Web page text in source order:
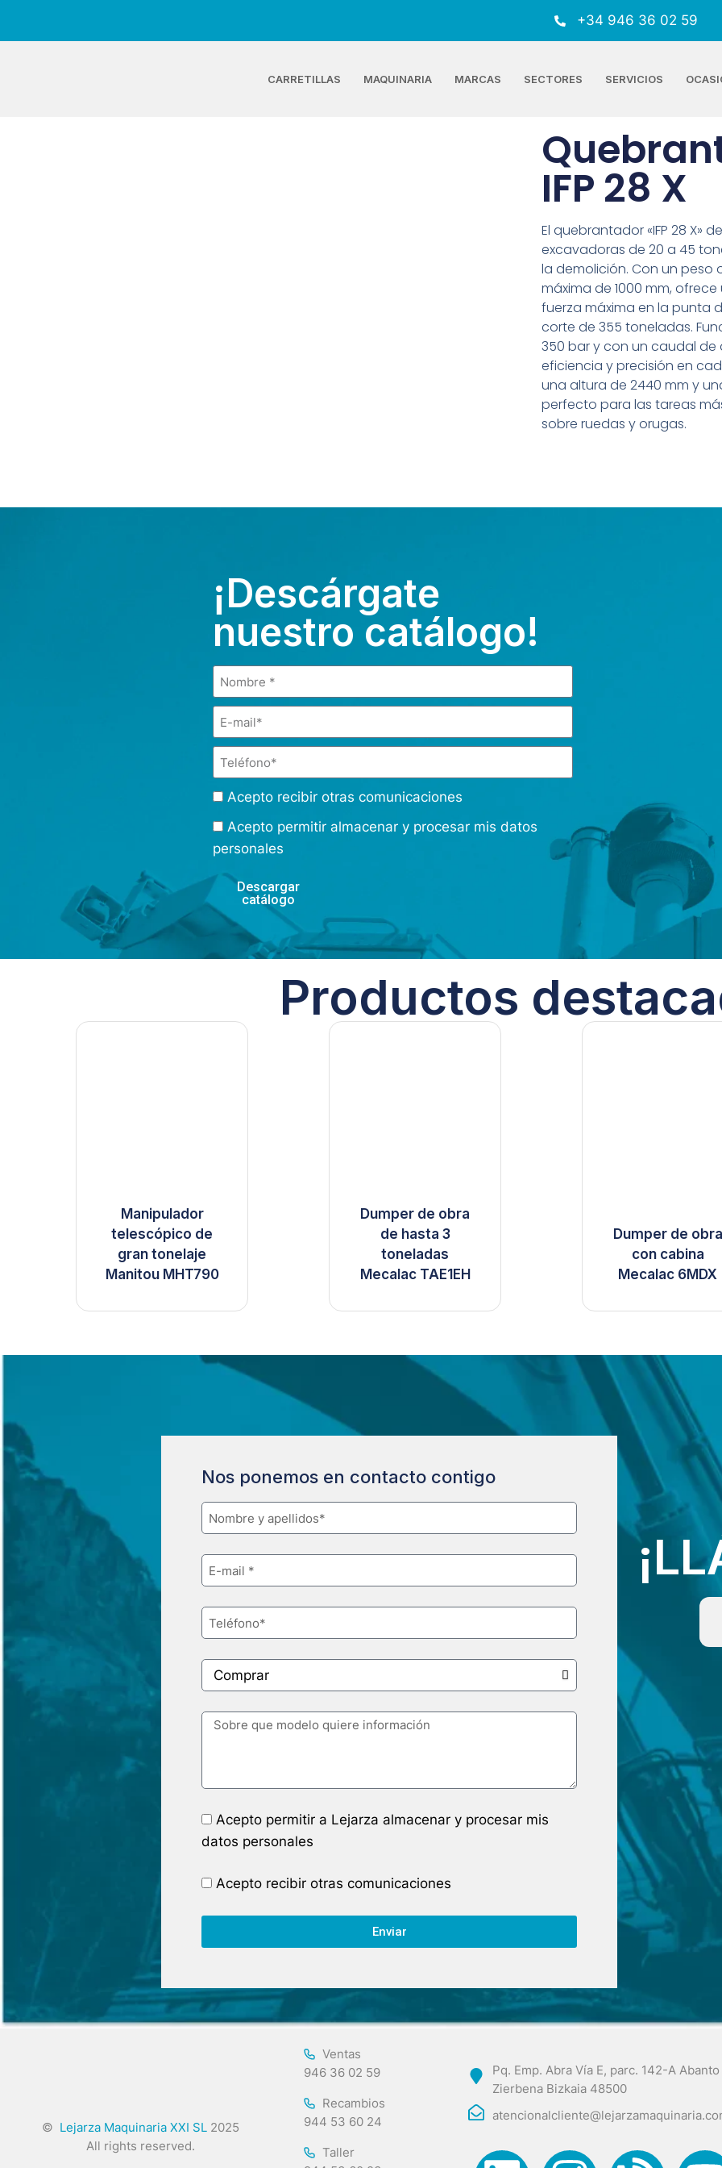
+34 946 36 02 59
CARRETILLAS MAQUINARIA MARCAS SECTORES SERVICIOS
IFP 28 X
El quebrantador «IFP 28 X»
excavadoras de 20 a 45
la demolición. Con un peso
máxima de 1000 mm,
fuerza máxima en la punta
corte de 355 toneladas.
350 bar y con un caudal de
eficiencia y precisión en
una altura de 2440 mm y
perfecto para las tareas
sobre ruedas y orugas.
¡Descárgate
nuestro catálogo!
Acepto recibir otras comunicaciones
Acepto permitir almacenar y procesar mis datos
personales
Descargar
catálogo
Productos
Manipulador
telescópico de
gran tonelaje
Manitou MHT790
Dumper de obra
de hasta 3
toneladas
Mecalac TAE1EH
Dumper de obra
con cabina
Mecalac 6MDX
Nos ponemos en contacto contigo
Acepto permitir a Lejarza almacenar y procesar mis
datos personales
Acepto recibir otras comunicaciones
Enviar
© Lejarza Maquinaria XXI SL 2025
All rights reserved.
Ventas
946 36 02 59
Recambios
944 53 60 24
Taller
Pq. Emp. Abra Vía E, parc. 142-A
Zierbena Bizkaia 48500